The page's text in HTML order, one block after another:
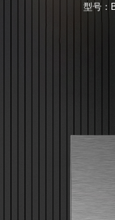
型号：